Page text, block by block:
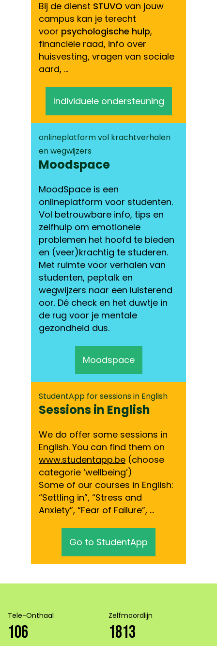
Bij de dienst STUVO van jouw
campus kan je terecht
voor psychologische hulp,
financiële raad, info over
huisvesting, vragen van sociale
aard, …
Individuele ondersteuning
onlineplatform vol krachtverhalen
en wegwijzers
Moodspace
MoodSpace is een
onlineplatform voor studenten.
Vol betrouwbare info, tips en
zelfhulp om emotionele
problemen het hoofd te bieden
en (veer)krachtig te studeren.
Met ruimte voor verhalen van
studenten, peptalk en
wegwijzers naar een luisterend
oor. Dé check en het duwtje in
de rug voor je mentale
gezondheid dus.
Moodspace
StudentApp for sessions in English
Sessions in English
We do offer some sessions in
English. You can find them on
www.studentapp.be (choose
categorie ‘wellbeing’)
Some of our courses in English:
“Settling in”, “Stress and
Anxiety”, “Fear of Failure”, …
Go to StudentApp
Tele-Onthaal
106
Zelfmoordlijn
1813